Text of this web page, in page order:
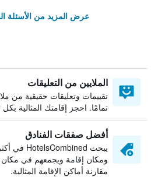
عرض المزيد من الأسئلة
الملايين من التعليقات
تقييمات وتعليقات حقيقية من
تمامًا. احجز إقامتك المثالية بكل
أفضل صفقات الفنادق
ومكان إقامة ويجمعهم في
مقارنة أماكن الإقامة المثالية.